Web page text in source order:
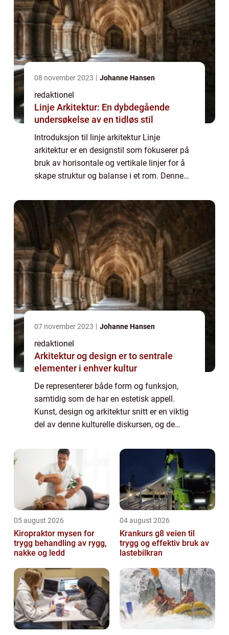
08 november 2023 Johanne Hansen
redaktionel
Linje Arkitektur: En dybdegående
undersøkelse av en tidløs stil
Introduksjon til linje arkitektur Linje
arkitektur er en designstil som fokuserer på
bruk av horisontale og vertikale linjer for å
skape struktur og balanse i et rom. Denne
kjennetegnet av sin enkle, minimal...
07 november 2023 Johanne Hansen
redaktionel
Arkitektur og design er to sentrale
elementer i enhver kultur
De representerer både form og funksjon,
samtidig som de har en estetisk appell.
Kunst, design og arkitektur snitt er en viktig
del av denne kulturelle diskursen, og de
og design kan blande seg sammen med
ark...
05 august 2026
Kiropraktor mysen for
trygg behandling av rygg,
nakke og ledd
04 august 2026
Krankurs g8 veien til
trygg og effektiv bruk av
lastebilkran